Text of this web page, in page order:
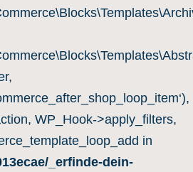
WP_Hook->apply_filters,
in
_erfinde-dein-